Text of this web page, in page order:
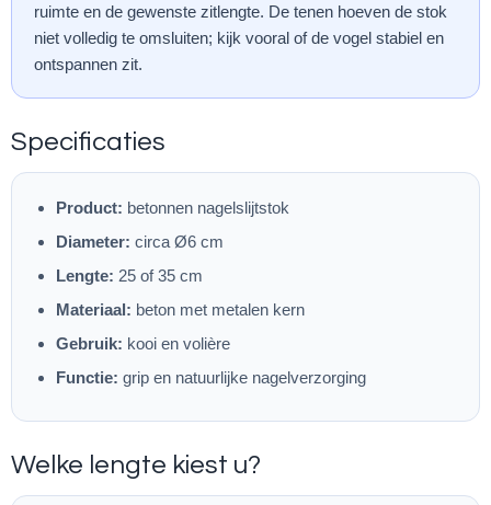
ruimte en de gewenste zitlengte. De tenen hoeven de stok
niet volledig te omsluiten; kijk vooral of de vogel stabiel en
ontspannen zit.
Specificaties
Product: betonnen nagelslijtstok
Diameter: circa Ø6 cm
Lengte: 25 of 35 cm
Materiaal: beton met metalen kern
Gebruik: kooi en volière
Functie: grip en natuurlijke nagelverzorging
Welke lengte kiest u?